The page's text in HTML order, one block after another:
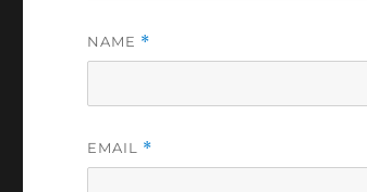
NAME *
EMAIL *